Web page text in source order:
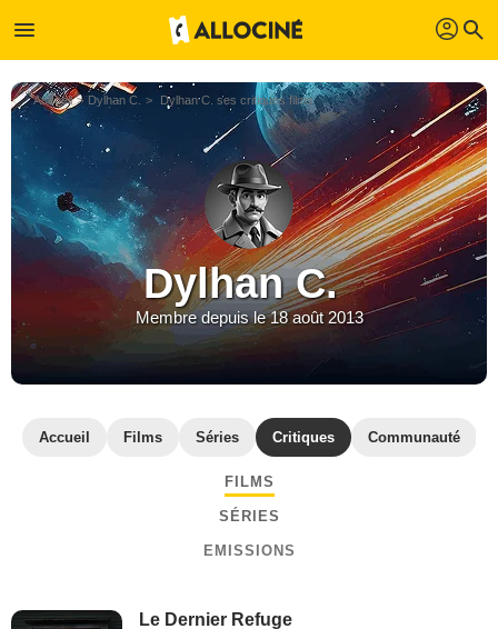
menu profil search
Accueil Dylhan C. Dylhan C. ses critiques films
Dylhan C.
Membre depuis le 18 août 2013
Accueil Films Séries Critiques Communauté
FILMS
SÉRIES
EMISSIONS
Le Dernier Refuge